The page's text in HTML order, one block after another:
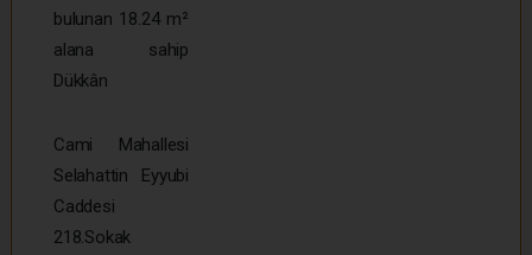
bulunan 18.24 m²
alana sahip
Dükkân
Cami Mahallesi
Selahattin Eyyubi
Caddesi
218.Sokak